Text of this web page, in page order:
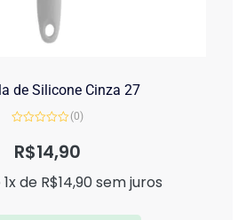
de Silicone Cinza 27
de
(0)
R$14,90
de R$14,90sem juros